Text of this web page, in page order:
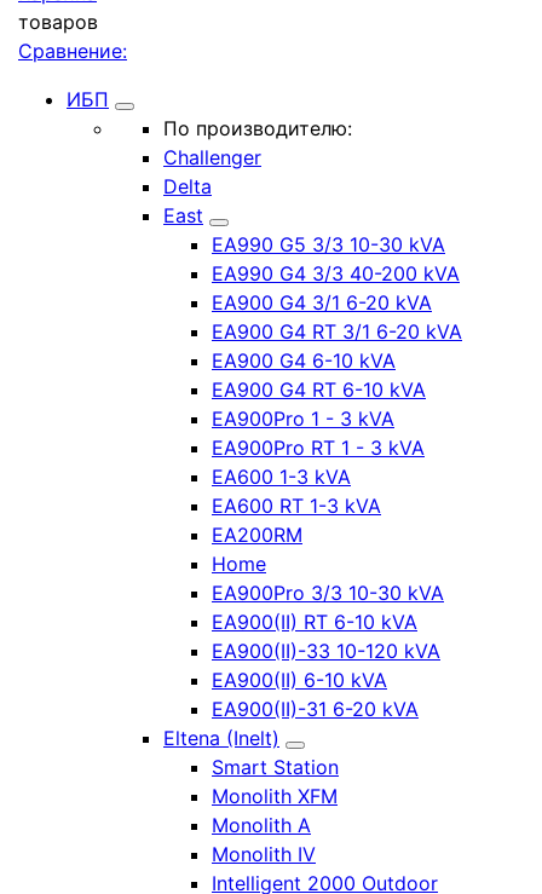
товаров
Сравнение:
ИБП
По производителю:
Challenger
Delta
East
EA990 G5 3/3 10-30 kVA
EA990 G4 3/3 40-200 kVA
EA900 G4 3/1 6-20 kVA
EA900 G4 RT 3/1 6-20 kVA
EA900 G4 6-10 kVA
EA900 G4 RT 6-10 kVA
EA900Pro 1 - 3 kVA
EA900Pro RT 1 - 3 kVA
EA600 1-3 kVA
EA600 RT 1-3 kVA
EA200RM
Home
EA900Pro 3/3 10-30 kVA
EA900(II) RT 6-10 kVA
EA900(II)-33 10-120 kVA
EA900(II) 6-10 kVA
EA900(II)-31 6-20 kVA
Eltena (Inelt)
Smart Station
Monolith XFM
Monolith A
Monolith IV
Intelligent 2000 Outdoor